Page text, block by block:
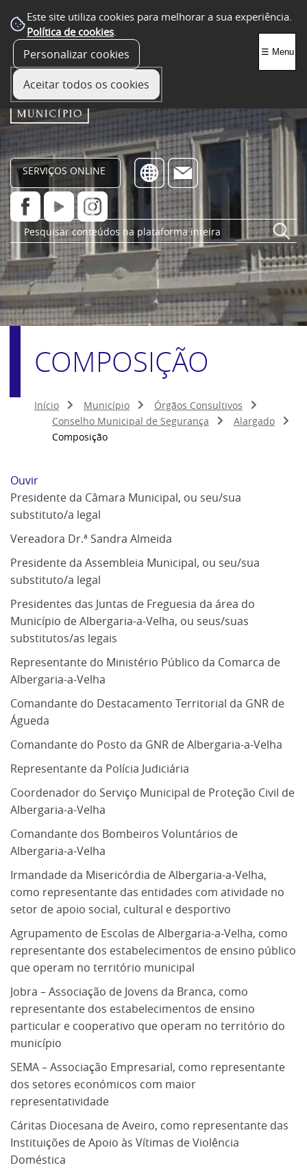
Este site utiliza cookies para melhorar a sua experiência.
Política de cookies.
Personalizar cookies
Aceitar todos os cookies
SERVIÇOS ONLINE
☰ Menu
COMPOSIÇÃO
Início Município
Órgãos Consultivos
Conselho Municipal de Segurança
Alargado
Composição
Ouvir
Presidente da Câmara Municipal, ou seu/sua
substituto/a legal
Vereadora Dr.ª Sandra Almeida
Presidente da Assembleia Municipal, ou seu/sua
substituto/a legal
Presidentes das Juntas de Freguesia da área do
Município de Albergaria-a-Velha, ou seus/suas
substitutos/as legais
Representante do Ministério Público da Comarca de
Albergaria-a-Velha
Comandante do Destacamento Territorial da GNR de
Águeda
Comandante do Posto da GNR de Albergaria-a-Velha
Representante da Polícia Judiciária
Coordenador do Serviço Municipal de Proteção Civil de
Albergaria-a-Velha
Comandante dos Bombeiros Voluntários de
Albergaria-a-Velha
Irmandade da Misericórdia de Albergaria-a-Velha,
como representante das entidades com atividade no
setor de apoio social, cultural e desportivo
Agrupamento de Escolas de Albergaria-a-Velha, como
representante dos estabelecimentos de ensino público
que operam no território municipal
Jobra – Associação de Jovens da Branca, como
representante dos estabelecimentos de ensino
particular e cooperativo que operam no território do
município
SEMA – Associação Empresarial, como representante
dos setores económicos com maior
representatividade
Cáritas Diocesana de Aveiro, como representante das
Instituições de Apoio às Vítimas de Violência
Doméstica